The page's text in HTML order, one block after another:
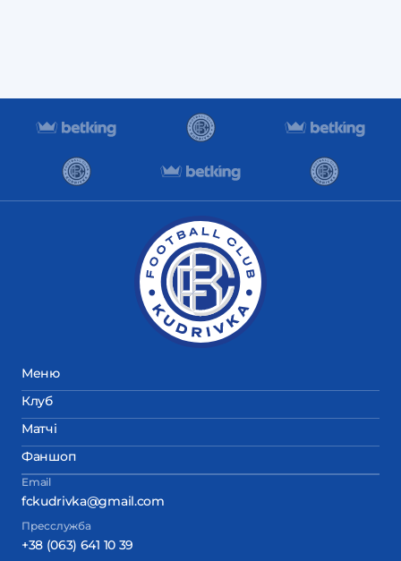
Меню
Клуб
Матчі
Фаншоп
Email
fckudrivka@gmail.com
Пресслужба
+38 (063) 641 10 39